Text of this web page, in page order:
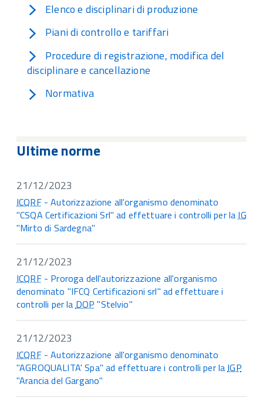
Elenco e disciplinari di produzione
Piani di controllo e tariffari
Procedure di registrazione, modifica del
disciplinare e cancellazione
Normativa
Ultime norme
21/12/2023
ICQRF- Autorizzazione all'organismo denominato
"CSQA Certificazioni Srl" ad effettuare i controlli per laIG
"Mirto di Sardegna"
21/12/2023
ICQRF- Proroga dell'autorizzazione all'organismo
denominato "IFCQ Certificazioni srl" ad effettuare i
controlli per laDOP "Stelvio"
21/12/2023
ICQRF- Autorizzazione all'organismo denominato
"AGROQUALITA' Spa" ad effettuare i controlli per laIGP
"Arancia del Gargano"